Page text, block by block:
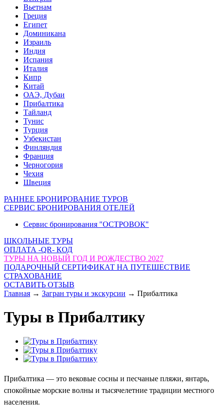
Вьетнам
Греция
Египет
Доминикана
Израиль
Индия
Испания
Италия
Кипр
Китай
ОАЭ, Дубаи
Прибалтика
Тайланд
Тунис
Турция
Узбекистан
Финляндия
Франция
Черногория
Чехия
Швеция
РАННЕЕ БРОНИРОВАНИЕ ТУРОВ
СЕРВИС БРОНИРОВАНИЯ ОТЕЛЕЙ
Сервис бронирования "ОСТРОВОК"
ШКОЛЬНЫЕ ТУРЫ
ОПЛАТА -QR- КОД
ТУРЫ НА НОВЫЙ ГОД И РОЖДЕСТВО 2027
ПОДАРОЧНЫЙ СЕРТИФИКАТ НА ПУТЕШЕСТВИЕ
СТРАХОВАНИЕ
ОСТАВИТЬ ОТЗЫВ
Главная → Загран туры и экскурсии → Прибалтика
Туры в Прибалтику
Прибалтика — это вековые сосны и песчаные пляжи, янтарь,
спокойные морские волны и тысячелетние традиции местного
населения.